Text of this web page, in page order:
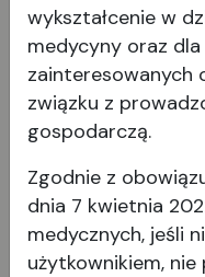
Clare
wykształcenie w
medycyny oraz
zainteresowanych
związku z
gospodarczą.
Zgodnie z
dnia 7 kwietnia
medycznych, jeśli
użytkownikiem,